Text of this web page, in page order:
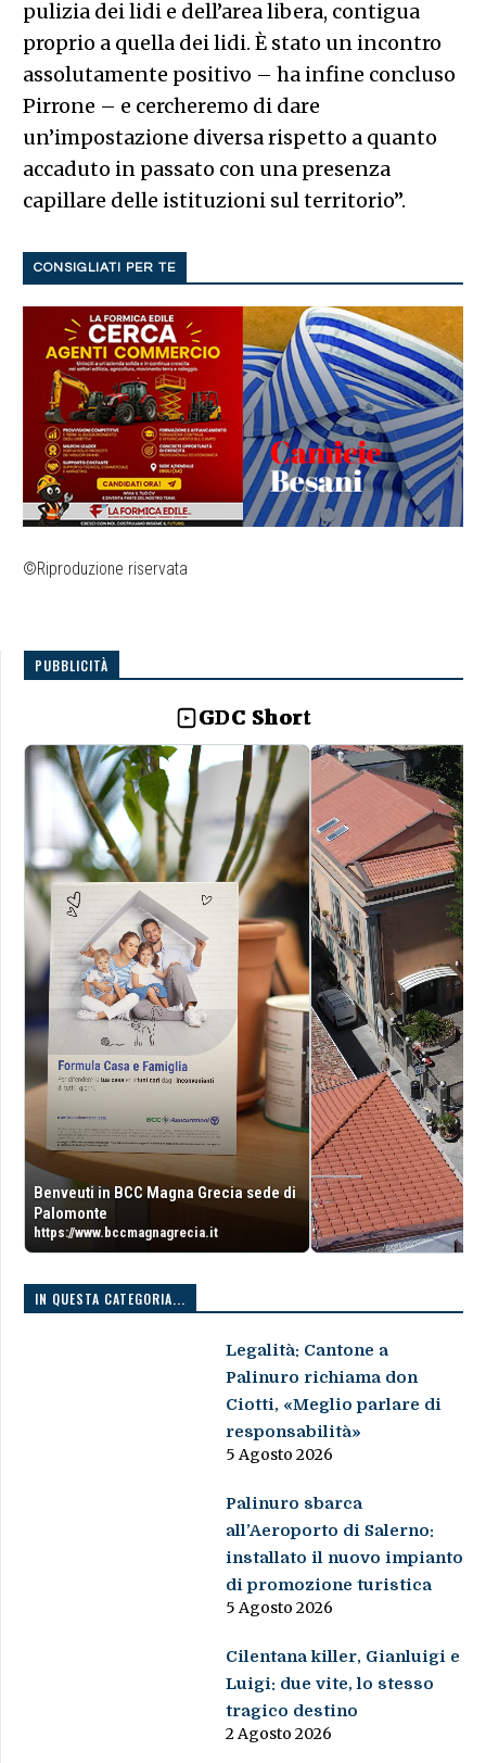
pulizia dei lidi e dell’area libera, contigua
proprio a quella dei lidi. È stato un incontro
assolutamente positivo – ha infine concluso
Pirrone – e cercheremo di dare
un’impostazione diversa rispetto a quanto
accaduto in passato con una presenza
capillare delle istituzioni sul territorio”.
CONSIGLIATI PER TE
©Riproduzione riservata
PUBBLICITÀ
GDC Short
Benveuti in BCC Magna Grecia sede di
Palomonte
https://www.bccmagnagrecia.it
IN QUESTA CATEGORIA...
Legalità: Cantone a
Palinuro richiama don
Ciotti, «Meglio parlare di
responsabilità»
5 Agosto 2026
Palinuro sbarca
all’Aeroporto di Salerno:
installato il nuovo impianto
di promozione turistica
5 Agosto 2026
Cilentana killer, Gianluigi e
Luigi: due vite, lo stesso
tragico destino
2 Agosto 2026